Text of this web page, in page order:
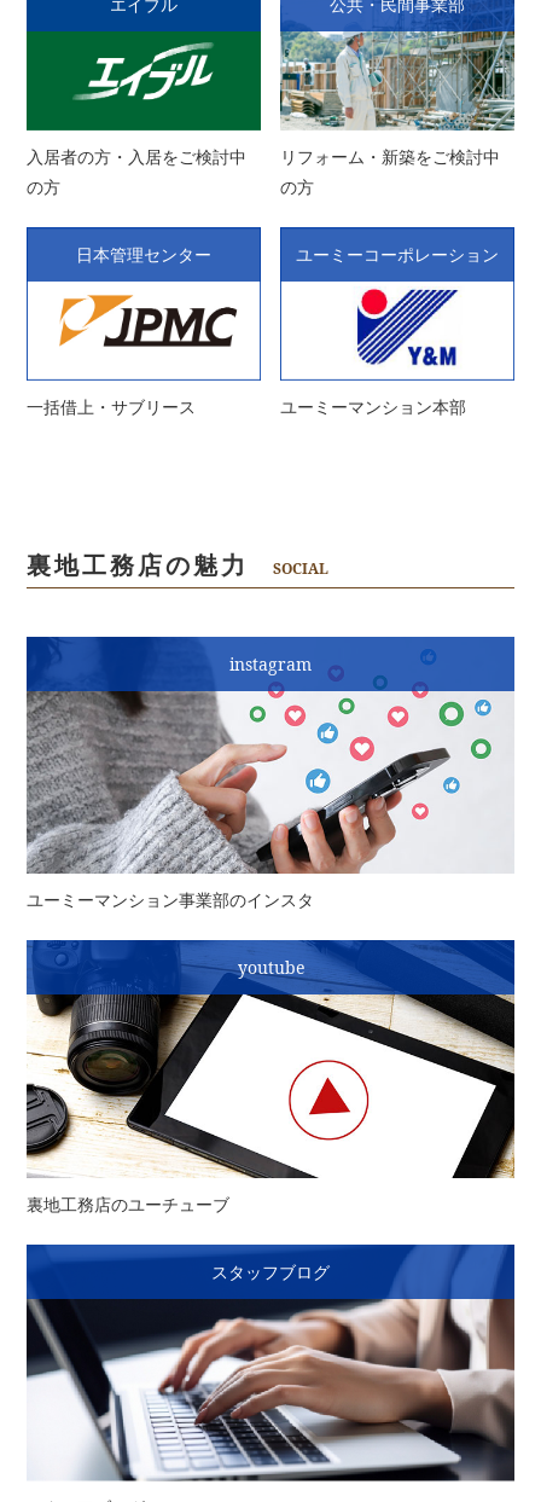
入居者の方・入居をご検討中
の方
リフォーム・新築をご検討中
の方
日本管理センター
一括借上・サブリース
ユーミーコーポレーション
ユーミーマンション本部
裏地工務店の魅力 SOCIAL
instagram
ユーミーマンション事業部のインスタ
youtube
裏地工務店のユーチューブ
スタッフブログ